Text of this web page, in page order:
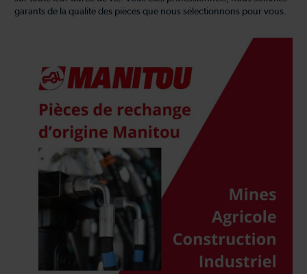
garants de la qualité des pièces que nous sélectionnons pour vous.